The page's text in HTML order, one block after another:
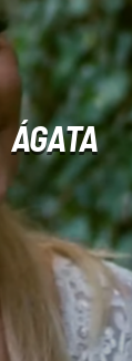
ÁGATA